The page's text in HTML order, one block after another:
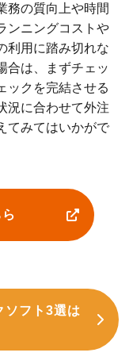
務の質向上や時間
ンニングコストや
利用に踏み切れな
合は、まずチェッ
ックを完結させる
況に合わせて外注
てみてはいかがで
ソフト3選は